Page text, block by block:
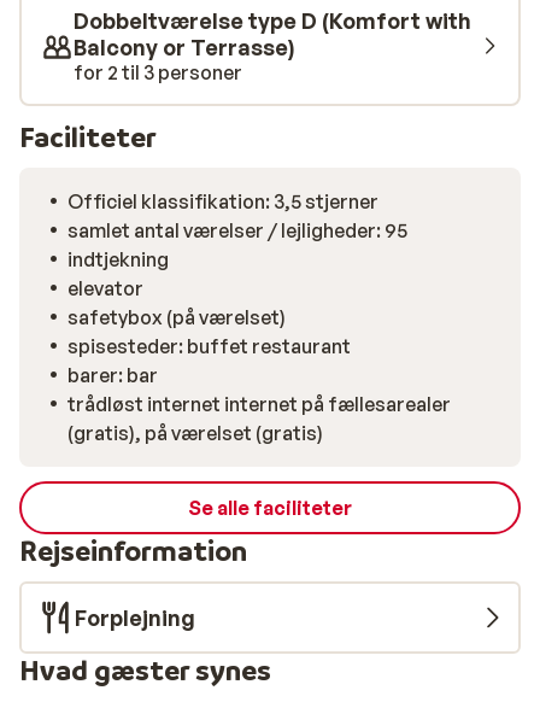
Dobbeltværelse type D (Komfort with
Balcony or Terrasse)
for 2 til 3 personer
Faciliteter
Officiel klassifikation: 3,5 stjerner
samlet antal værelser / lejligheder: 95
indtjekning
elevator
safetybox (på værelset)
spisesteder: buffet restaurant
barer: bar
trådløst internet internet på fællesarealer
(gratis), på værelset (gratis)
Se alle faciliteter
Rejseinformation
Forplejning
Hvad gæster synes